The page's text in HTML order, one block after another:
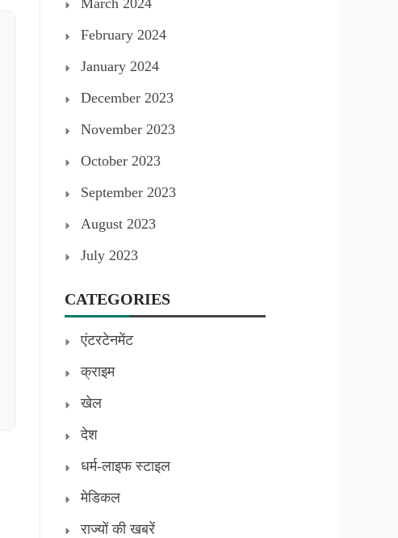
March 2024
February 2024
January 2024
December 2023
November 2023
October 2023
September 2023
August 2023
July 2023
CATEGORIES
एंटरटेनमेंट
क्राइम
खेल
देश
धर्म-लाइफ स्टाइल
मेडिकल
राज्यों की खबरें